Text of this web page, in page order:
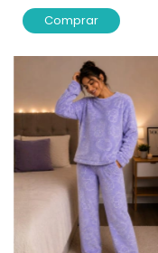
Comprar